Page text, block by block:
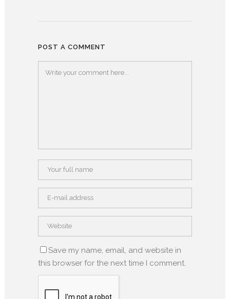
POST A COMMENT
Save my name, email, and website in
this browser for the next time I comment.